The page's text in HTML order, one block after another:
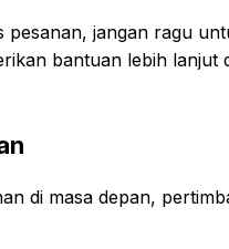
pesanan, jangan ragu
bantuan lebih lanjut
di masa depan,